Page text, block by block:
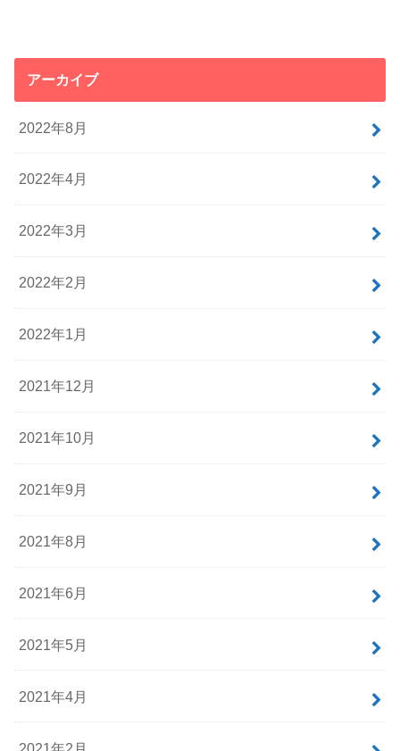
アーカイブ
2022年8月
2022年4月
2022年3月
2022年2月
2022年1月
2021年12月
2021年10月
2021年9月
2021年8月
2021年6月
2021年5月
2021年4月